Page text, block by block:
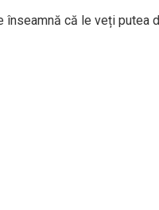
înseamnă că le veți